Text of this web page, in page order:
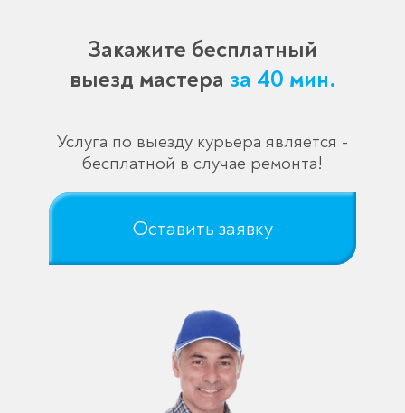
Закажите бесплатный
выезд мастера за 40 мин.
Услуга по выезду курьера является -
бесплатной в случае ремонта!
Оставить заявку